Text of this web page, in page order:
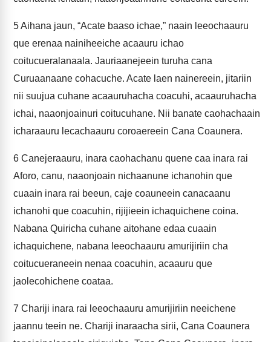
5Aihana jaun, “Acate baaso ichae,” naain leeochaauru
que erenaa nainiheeiche acaauru ichao
coitucueralanaala. Jauriaanejeein turuha cana
Curuaanaane cohacuche. Acate laen nainereein, jitariin
nii suujua cuhane acaauruhacha coacuhi, acaauruhacha
ichai, naaonjoainuri coitucuhane. Nii banate caohachaain
icharaauru lecachaauru coroaereein Cana Coaunera.
6 Canejeraauru, inara caohachanu quene caa inara rai
Aforo, canu, naaonjoain nichaanune ichanohin que
cuaain inara rai beeun, caje coauneein canacaanu
ichanohi que coacuhin, rijijieein ichaquichene coina.
Nabana Quiricha cuhane aitohane edaa cuaain
ichaquichene, nabana leeochaauru amurijiriin cha
coitucueraneein nenaa coacuhin, acaauru que
jaolecohichene coataa.
7 Chariji inara rai leeochaauru amurijiriin neeichene
jaannu teein ne. Chariji inaraacha sirii, Cana Coaunera